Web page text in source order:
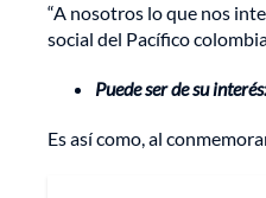
“A nosotros lo que nos
social del Pacífico
Puede ser de su
Es así como, al